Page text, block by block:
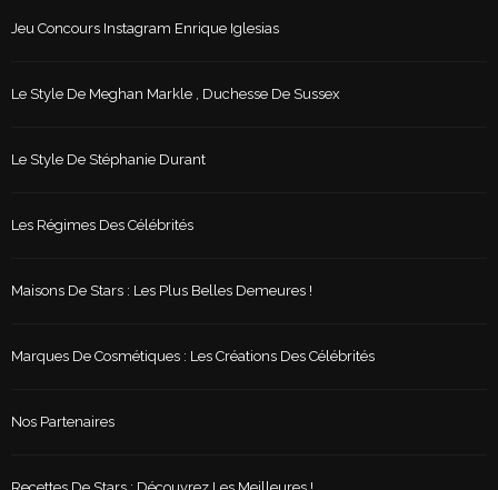
Jeu Concours Instagram Enrique Iglesias
Le Style De Meghan Markle , Duchesse De Sussex
Le Style De Stéphanie Durant
Les Régimes Des Célébrités
Maisons De Stars : Les Plus Belles Demeures !
Marques De Cosmétiques : Les Créations Des Célébrités
Nos Partenaires